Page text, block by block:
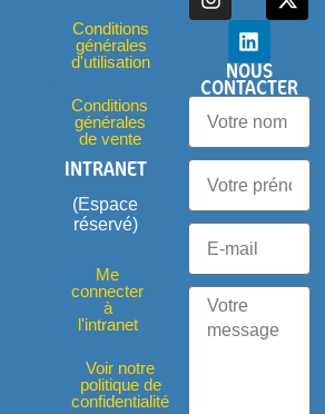
Conditions
générales
d'utilisation
Conditions
générales
de vente
INTRANET
(Espace
réservé)
Me
connecter
à
l'intranet
Voir notre
politique de
confidentialité
NOUS
CONTACTER